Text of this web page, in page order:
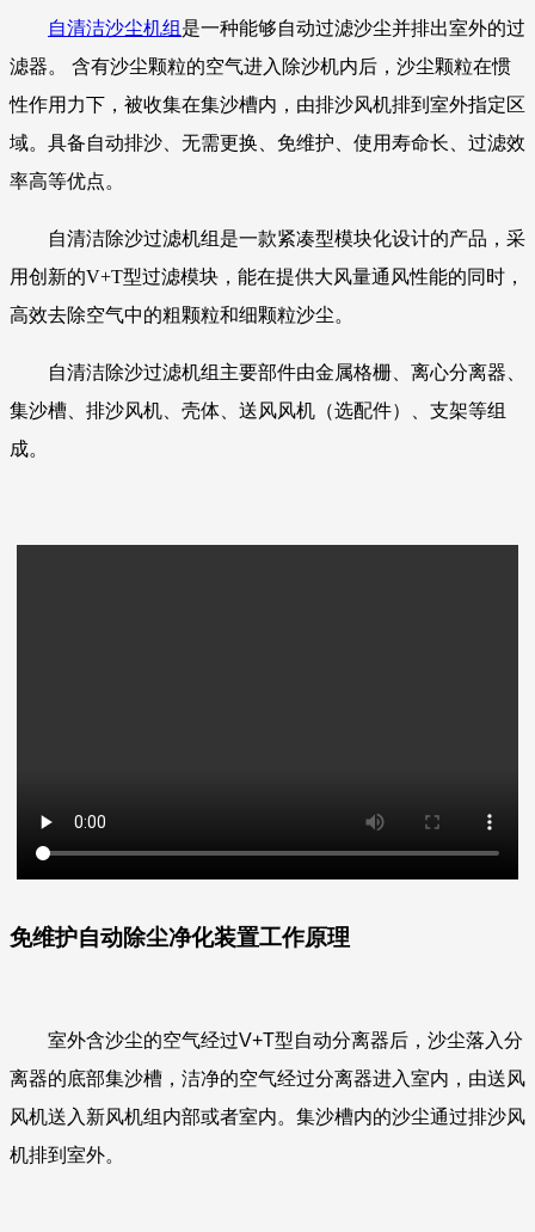
自清洁沙尘机组 是一种能够自动过滤沙尘并排出室外的过
滤器。 含有沙尘颗粒的空气进入除沙机内后，沙尘颗粒在惯
性作用力下，被收集在集沙槽内，由排沙风机排到室外指定区
域。具备自动排沙、无需更换、免维护、使用寿命长、过滤效
率高等优点。
自清洁除沙过滤机组是一款紧凑型模块化设计的产品，采
用创新的V+T型过滤模块，能在提供大风量通风性能的同时，
高效去除空气中的粗颗粒和细颗粒沙尘。
自清洁除沙过滤机组主要部件由金属格栅、离心分离器、
集沙槽、排沙风机、壳体、送风风机（选配件）、支架等组
成。
免维护自动除尘净化装置工作原理
室外含沙尘的空气经过V+T型自动分离器后，沙尘落入分
离器的底部集沙槽，洁净的空气经过分离器进入室内，由送风
风机送入新风机组内部或者室内。集沙槽内的沙尘通过排沙风
机排到室外。